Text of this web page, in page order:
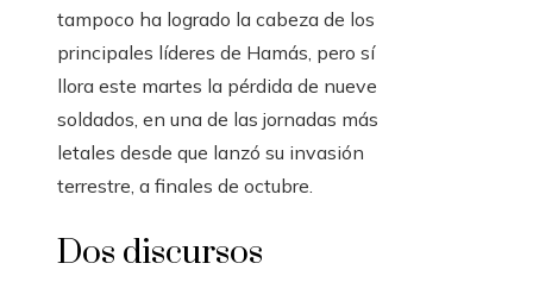
tampoco ha logrado la cabeza de los
principales líderes de Hamás, pero sí
llora este martes la pérdida de nueve
soldados, en una de las jornadas más
letales desde que lanzó su invasión
terrestre, a finales de octubre.
Dos discursos